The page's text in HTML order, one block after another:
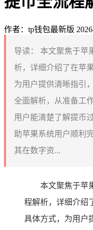
作者：tp钱包最新版
导读：
本文聚焦于苹
析，详细介绍了在苹
为用户提供清晰指引
全面解析，从准备工
用户能清楚了解提币
助苹果系统用户顺利
其在数字资...
本文聚焦于苹
程解析，详细介绍
具体方式，为用户